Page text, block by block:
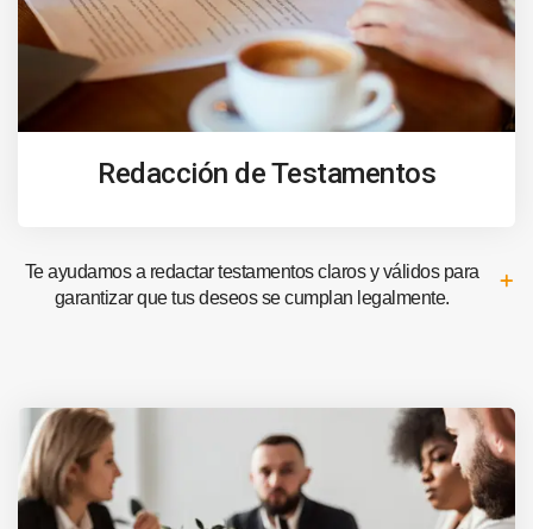
Redacción de Testamentos
Te ayudamos a redactar testamentos claros y válidos para
garantizar que tus deseos se cumplan legalmente.